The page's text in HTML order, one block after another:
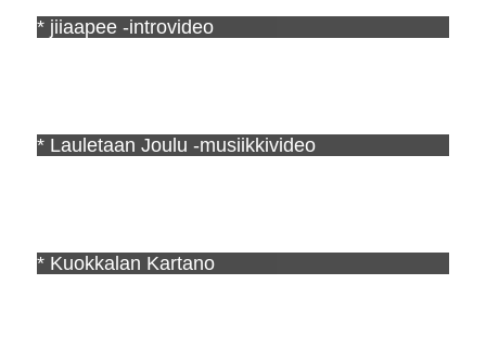
* jiiaapee -introvideo
* Lauletaan Joulu -musiikkivideo
* Kuokkalan Kartano